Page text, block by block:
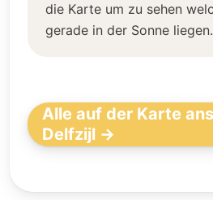
die Karte um zu sehen
gerade in der Sonne liegen.
Alle auf der Karte
Delfzijl →